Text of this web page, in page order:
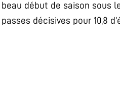
début de saison sous
décisives pour 10,8